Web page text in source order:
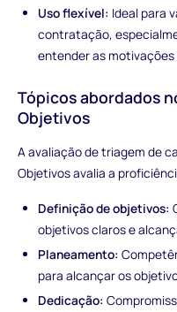
Uso flexível: Ideal para
contratação,
entender as
Tópicos abordados
Objetivos
A avaliação de triagem de
Objetivos avalia a
Definição de objetivos:
objetivos claros e
Planeamento:
para alcançar os
Dedicação: